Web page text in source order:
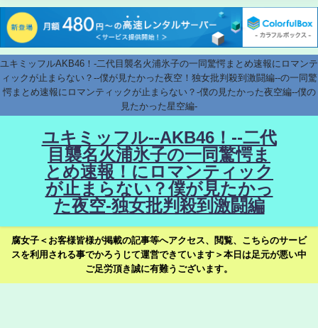
ユキミッフルAKB46！-二代目襲名火浦氷子の一同驚愕まとめ速報にロマンテ
ィックが止まらない？--僕が見たかった夜空！独女批判殺到激闘編--の一同驚
愕まとめ速報にロマンティックが止まらない？-僕の見たかった夜空編--僕の
見たかった星空編-
ユキミッフル--AKB46！--二代
目襲名火浦氷子の一同驚愕ま
とめ速報！にロマンティック
が止まらない？僕が見たかっ
た夜空-独女批判殺到激闘編
腐女子＜お客様皆様が掲載の記事等へアクセス、閲覧、こちらのサービ
スを利用される事でかろうじて運営できています＞本日は足元が悪い中
ご足労頂き誠に有難うございます。